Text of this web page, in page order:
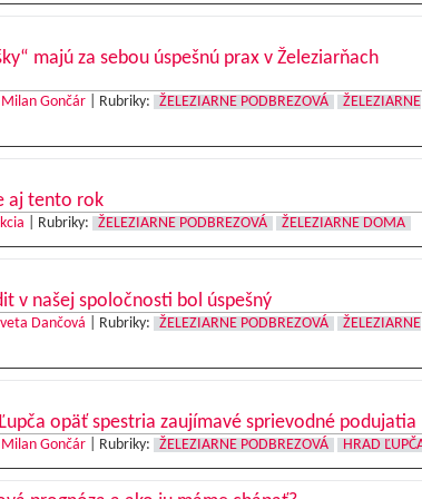
majú za sebou úspešnú prax v Železiarňach
Gončár| Rubriky: ŽELEZIARNE PODBREZOVÁ
ŽELEZIARNE
aj tento rok
Rubriky: ŽELEZIARNE PODBREZOVÁ ŽELEZIARNE DOMA
v našej spoločnosti bol úspešný
Dančová Rubriky: ŽELEZIARNE PODBREZOVÁ
ŽELEZIARNE
opäť spestria zaujímavé sprievodné podujatia
Gončár| Rubriky: ŽELEZIARNE PODBREZOVÁ HRAD